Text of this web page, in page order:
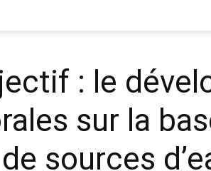
: le
sur la
sources